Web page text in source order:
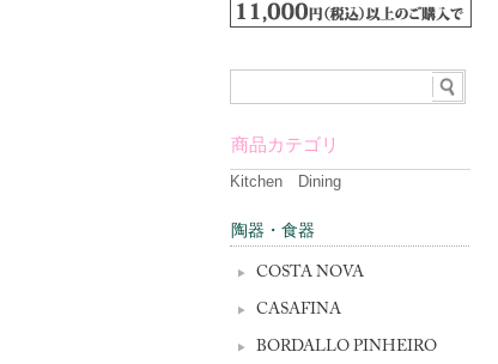
商品カテゴリ
Kitchen Dining
陶器・食器
COSTA NOVA
CASAFINA
BORDALLO PINHEIRO